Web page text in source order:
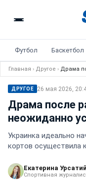
Футбол Баскетбол
Главная › Другое › Драма
ДРУГОЕ 26 мая 2026,
Драма после
неожиданно
Украинка идеально
кортов осуществила
Екатерина Урсатий
Спортивная